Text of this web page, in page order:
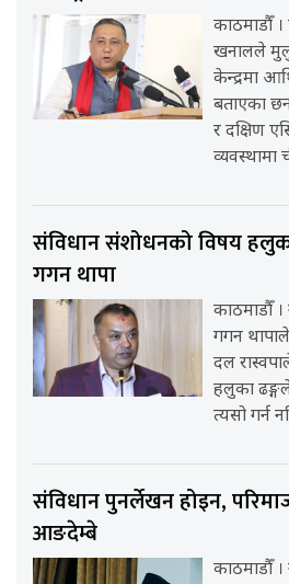
काठमाडौँ ।
खनालले
केन्द्रमा
बताएका छन्
र दक्षिण
व्यवस्थामा
संविधान संशोधनको विषय
गगन थापा
काठमाडौँ
गगन
दल
हलुका
त्यसो गर्न
संविधान पुनर्लेखन होइन,
आङदेम्बे
काठमाडौँ